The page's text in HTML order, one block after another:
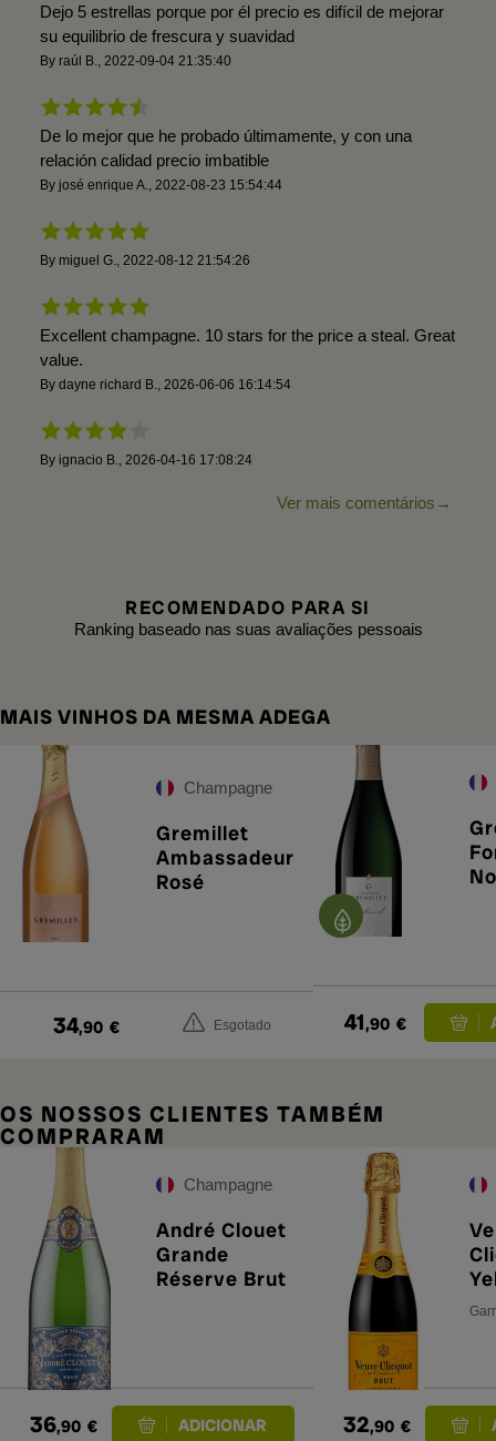
Dejo 5 estrellas porque por él precio es difícil de mejorar
su equilibrio de frescura y suavidad
By raúl B. 2022-09-04 21:35:40
De lo mejor que he probado últimamente, y con una
relación calidad precio imbatible
By josé enrique A. 2022-08-23 15:54:44
By miguel G. 2022-08-12 21:54:26
Excellent champagne. 10 stars for the price a steal. Great
value.
By dayne richard B. 2026-06-06 16:14:54
By ignacio B. 2026-04-16 17:08:24
Ver mais comentários
RECOMENDADO PARA SI
Ranking baseado nas suas avaliações pessoais
MAIS VINHOS DA MESMA ADEGA
Champagne
Gremillet
Ambassadeur
Rosé
34,90 € Esgotado 41,90 €
OS NOSSOS CLIENTES TAMBÉM
COMPRARAM
Champagne
André Clouet
Grande
Réserve Brut
36,90 € 32,90 €